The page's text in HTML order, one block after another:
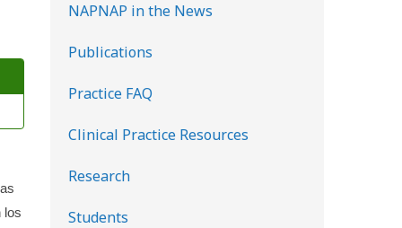
los
NAPNAP in the News
Publications
Practice FAQ
Clinical Practice Resources
Research
Students